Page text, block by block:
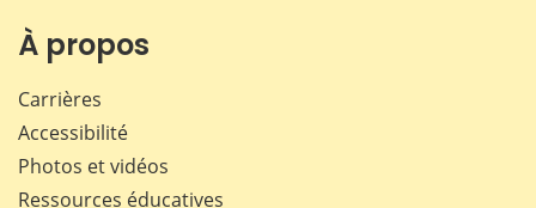
À propos
Carrières
Accessibilité
Photos et vidéos
Ressources éducatives